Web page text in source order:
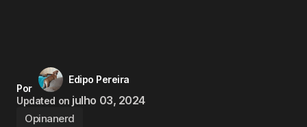
Por
Edipo Pereira
Updated on julho 03, 2024
Opinanerd